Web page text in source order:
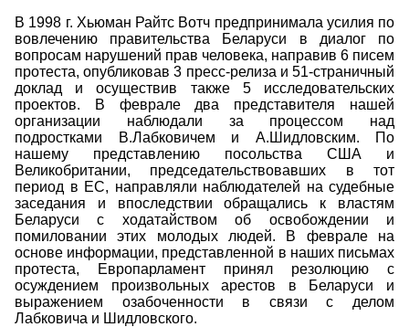
В 1998 г. Хьюман Райтс Вотч предпринимала усилия по
вовлечению правительства Беларуси в диалог по
вопросам нарушений прав человека, направив 6 писем
протеста, опубликовав 3 пресс-релиза и 51-страничный
доклад и осуществив также 5 исследовательских
проектов. В феврале два представителя нашей
организации наблюдали за процессом над
подростками В.Лабковичем и А.Шидловским. По
нашему представлению посольства США и
Великобритании, председательствовавших в тот
период в ЕС, направляли наблюдателей на судебные
заседания и впоследствии обращались к властям
Беларуси с ходатайством об освобождении и
помиловании этих молодых людей. В феврале на
основе информации, представленной в наших письмах
протеста, Европарламент принял резолюцию с
осуждением произвольных арестов в Беларуси и
выражением озабоченности в связи с делом
Лабковича и Шидловского.